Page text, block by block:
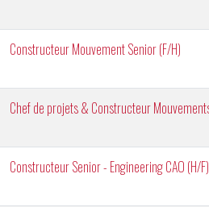
Constructeur Mouvement Senior (F/H)
Constructeur Senior - Engineering CAO (H/F)